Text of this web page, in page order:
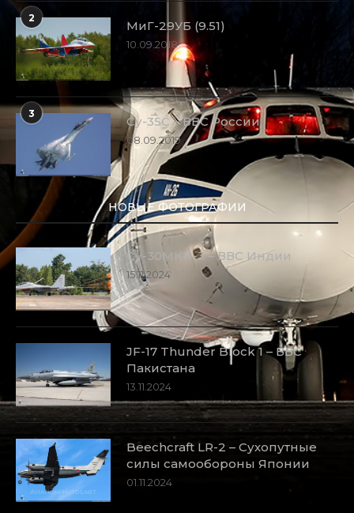
2
МиГ-29УБ (9.51)
10.09.2018
3
Су-35С – ВВС России
08.09.2019
НОВЫЕ ФОТОГРАФИИ
Су-30МКИ-3 – ВВС Индии
15.11.2024
JF-17 Thunder Block 1 – ВВС
Пакистана
13.11.2024
Beechcraft LR-2 – Сухопутные
силы самообороны Японии
01.11.2024